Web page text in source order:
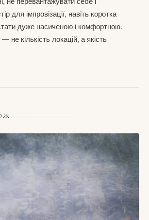
для імпровізації, навіть коротка
дуже насиченою і комфортною.
не кількість локацій, а якість